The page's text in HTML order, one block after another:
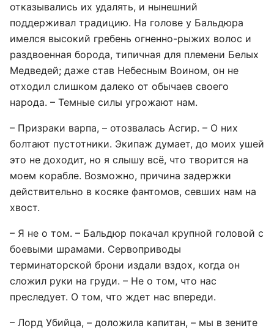
отказывались их удалять, и нынешний
поддерживал традицию. На голове у Бальдюра
имелся высокий гребень огненно-рыжих волос и
раздвоенная борода, типичная для племени Белых
Медведей; даже став Небесным Воином, он не
отходил слишком далеко от обычаев своего
народа. – Темные силы угрожают нам.
– Призраки варпа, – отозвалась Асгир. – О них
болтают пустотники. Экипаж думает, до моих ушей
это не доходит, но я слышу всё, что творится на
моем корабле. Возможно, причина задержки
действительно в косяке фантомов, севших нам на
хвост.
– Я не о том. – Бальдюр покачал крупной головой с
боевыми шрамами. Сервоприводы
терминаторской брони издали вздох, когда он
сложил руки на груди. – Не о том, что нас
преследует. О том, что ждет нас впереди.
– Лорд Убийца, – доложила капитан, – мы в зените